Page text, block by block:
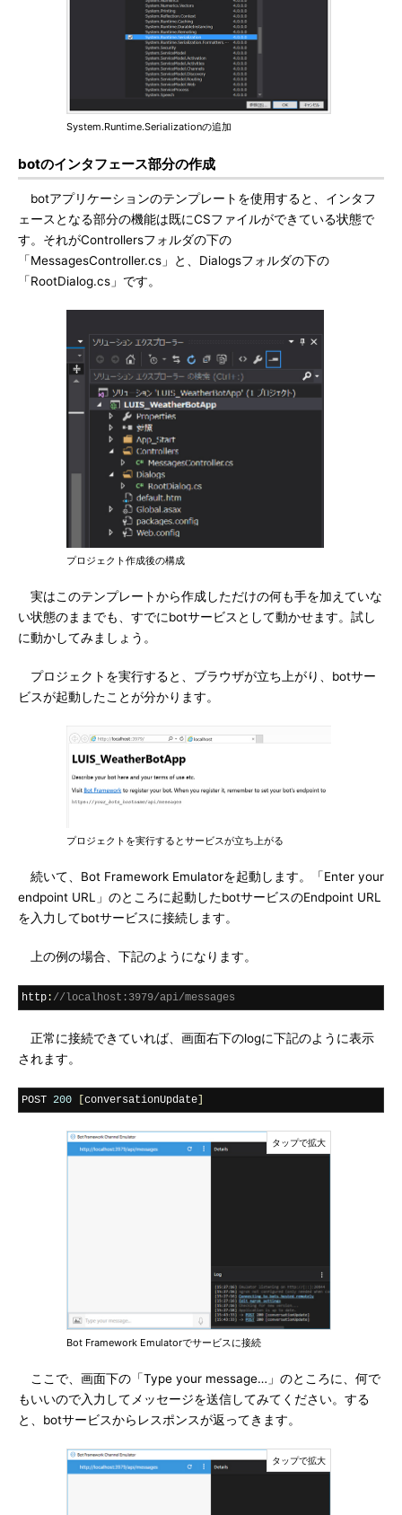
System.Runtime.Serializationの追加
botのインタフェース部分の作成
botアプリケーションのテンプレートを使用すると、インタフ
ェースとなる部分の機能は既にCSファイルができている状態で
す。それがControllersフォルダの下の
「MessagesController.cs」と、Dialogsフォルダの下の
「RootDialog.cs」です。
プロジェクト作成後の構成
実はこのテンプレートから作成しただけの何も手を加えていな
い状態のままでも、すでにbotサービスとして動かせます。試し
に動かしてみましょう。
プロジェクトを実行すると、ブラウザが立ち上がり、botサー
ビスが起動したことが分かります。
プロジェクトを実行するとサービスが立ち上がる
続いて、Bot Framework Emulatorを起動します。「Enter your
endpoint URL」のところに起動したbotサービスのEndpoint URL
を入力してbotサービスに接続します。
上の例の場合、下記のようになります。
http : //localhost:3979/api/messages
正常に接続できていれば、画面右下のlogに下記のように表示
されます。
POST 200 conversationUpdate
Bot Framework Emulatorでサービスに接続
ここで、画面下の「Type your message…」のところに、何で
もいいので入力してメッセージを送信してみてください。する
と、botサービスからレスポンスが返ってきます。